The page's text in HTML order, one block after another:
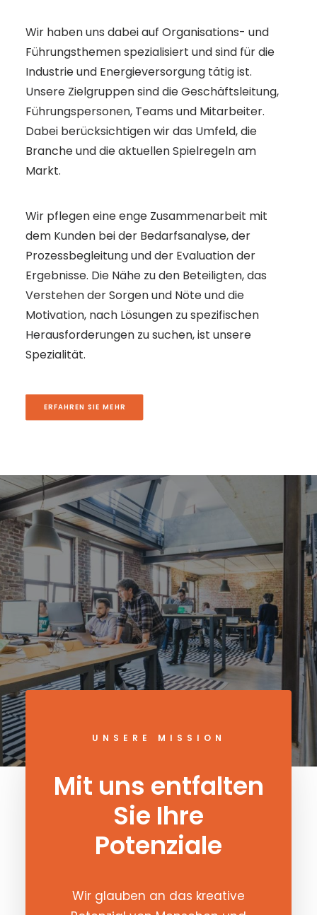
Wir haben uns dabei auf Organisations- und
Führungsthemen spezialisiert und sind für die
Industrie und Energieversorgung tätig ist.
Unsere Zielgruppen sind die Geschäftsleitung,
Führungspersonen, Teams und Mitarbeiter.
Dabei berücksichtigen wir das Umfeld, die
Branche und die aktuellen Spielregeln am
Markt.
Wir pflegen eine enge Zusammenarbeit mit
dem Kunden bei der Bedarfsanalyse, der
Prozessbegleitung und der Evaluation der
Ergebnisse. Die Nähe zu den Beteiligten, das
Verstehen der Sorgen und Nöte und die
Motivation, nach Lösungen zu spezifischen
Herausforderungen zu suchen, ist unsere
Spezialität.
ERFAHREN SIE MEHR
UNSERE MISSION
Mit uns entfalten
Sie Ihre
Potenziale
Wir glauben an das kreative